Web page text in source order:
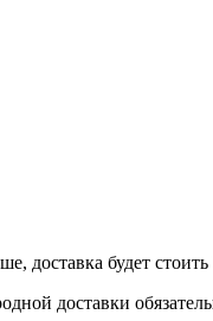
доставка будет стоить
доставки